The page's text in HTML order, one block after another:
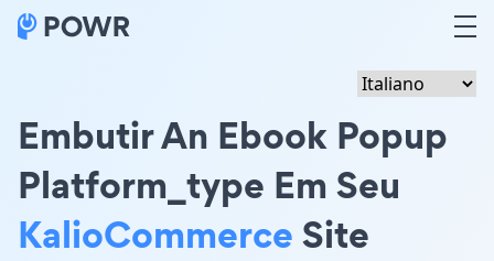
Embutir An Ebook Popup
Platform_type Em Seu
KalioCommerceSite